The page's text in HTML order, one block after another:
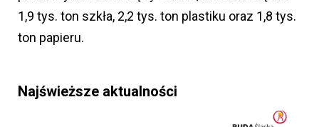
1,9 tys. ton szkła, 2,2 tys. ton plastiku oraz 1,8 tys.
ton papieru.
Najświeższe aktualności